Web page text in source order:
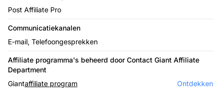
Post Affiliate Pro
Communicatiekanalen
E-mail, Telefoongesprekken
Affiliate programma's beheerd door Contact Giant Affiliate
Department
Giantaffiliate program Ontdekken